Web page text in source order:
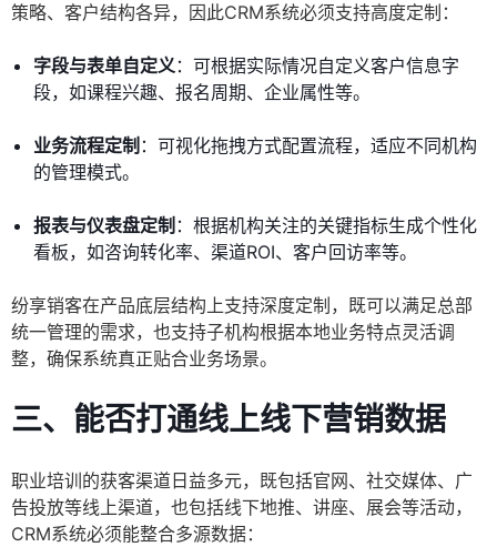
策略、客户结构各异，因此CRM系统必须支持高度定制：
字段与表单自定义：可根据实际情况自定义客户信息字
段，如课程兴趣、报名周期、企业属性等。
业务流程定制 ：可视化拖拽方式配置流程，适应不同机构
的管理模式。
报表与仪表盘定制 ：根据机构关注的关键指标生成个性化
看板，如咨询转化率、渠道ROI、客户回访率等。
纷享销客在产品底层结构上支持深度定制，既可以满足总部
统一管理的需求，也支持子机构根据本地业务特点灵活调
整，确保系统真正贴合业务场景。
三、能否打通线上线下营销数据
职业培训的获客渠道日益多元，既包括官网、社交媒体、广
告投放等线上渠道，也包括线下地推、讲座、展会等活动，
CRM系统必须能整合多源数据：